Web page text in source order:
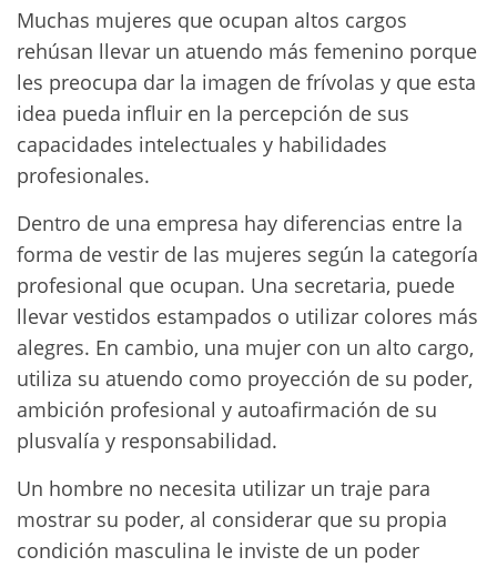
Muchas mujeres que ocupan altos cargos
rehúsan llevar un atuendo más femenino porque
les preocupa dar la imagen de frívolas y que esta
idea pueda influir en la percepción de sus
capacidades intelectuales y habilidades
profesionales.
Dentro de una empresa hay diferencias entre la
forma de vestir de las mujeres según la categoría
profesional que ocupan. Una secretaria, puede
llevar vestidos estampados o utilizar colores más
alegres. En cambio, una mujer con un alto cargo,
utiliza su atuendo como proyección de su poder,
ambición profesional y autoafirmación de su
plusvalía y responsabilidad.
Un hombre no necesita utilizar un traje para
mostrar su poder, al considerar que su propia
condición masculina le inviste de un poder